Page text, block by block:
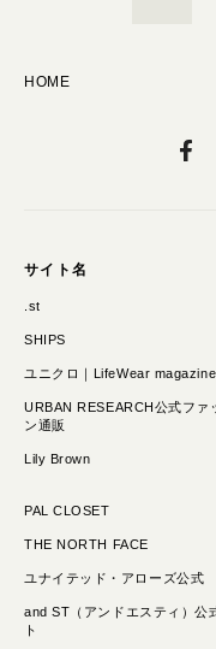
HOME
サイト名
.st
SHIPS
ユニクロ｜LifeWear magazine
URBAN RESEARCH公式ファ
ン通販
Lily Brown
PAL CLOSET
THE NORTH FACE
ユナイテッド・アローズ公式
and ST（アンドエスティ）公
ト